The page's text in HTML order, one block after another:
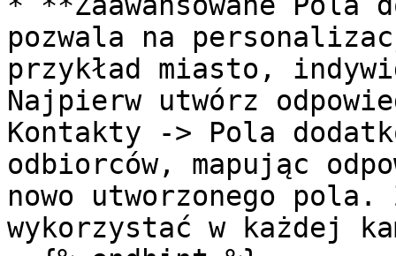
pozwala na
przykład miasto,
Najpierw utwórz
Kontakty -> Pola
odbiorców, mapując
nowo utworzonego pola.
wykorzystać w każdej